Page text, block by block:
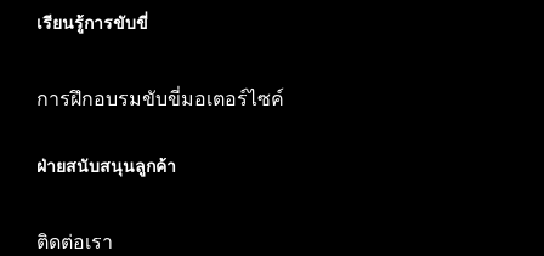
เรียนรู้การขับขี่
การฝึกอบรมขับขี่มอเตอร์ไซค์
ฝ่ายสนับสนุนลูกค้า
ติดต่อเรา